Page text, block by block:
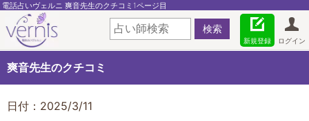
電話占いヴェルニ 爽音先生のクチコミ1ページ目
ログイン
新規登録
爽音先生のクチコミ
日付：2025/3/11